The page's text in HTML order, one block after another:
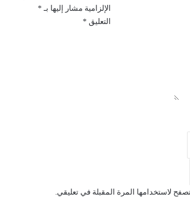
الإلزامية مشار إليها بـ *
التعليق *
لاستخدامها المرة المقبلة في تعليقي.